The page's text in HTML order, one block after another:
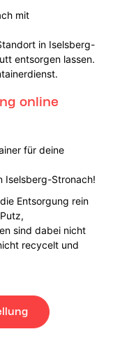
mit
in Iselsberg-
entsorgen lassen.
online
für deine
Iselsberg-Stronach!
Entsorgung rein
sind dabei nicht
recycelt und